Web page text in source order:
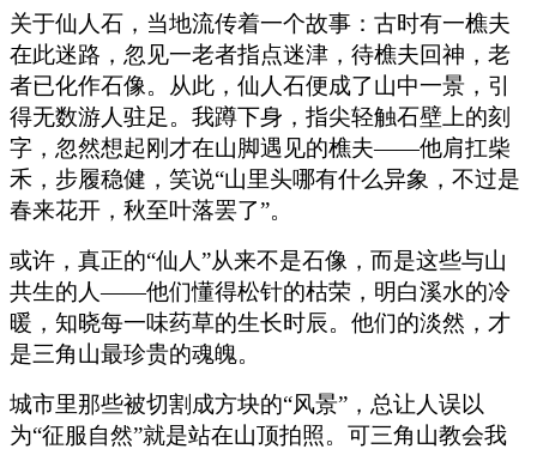
关于仙人石，当地流传着一个故事：古时有一樵夫
在此迷路，忽见一老者指点迷津，待樵夫回神，老
者已化作石像。从此，仙人石便成了山中一景，引
得无数游人驻足。我蹲下身，指尖轻触石壁上的刻
字，忽然想起刚才在山脚遇见的樵夫——他肩扛柴
禾，步履稳健，笑说“山里头哪有什么异象，不过是
春来花开，秋至叶落罢了”。
或许，真正的“仙人”从来不是石像，而是这些与山
共生的人——他们懂得松针的枯荣，明白溪水的冷
暖，知晓每一味药草的生长时辰。他们的淡然，才
是三角山最珍贵的魂魄。
城市里那些被切割成方块的“风景”，总让人误以
为“征服自然”就是站在山顶拍照。可三角山教会我